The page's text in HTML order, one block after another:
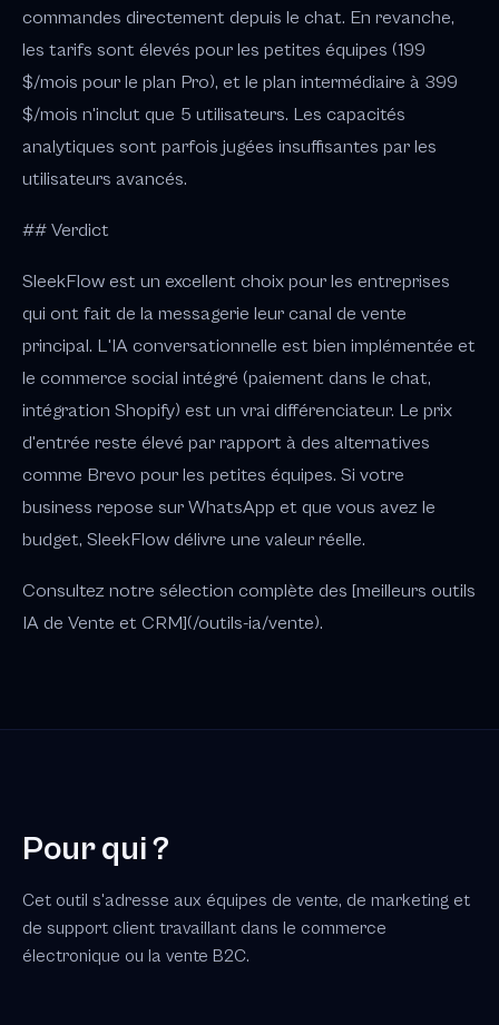
commandes directement depuis le chat. En revanche,
les tarifs sont élevés pour les petites équipes (199
$/mois pour le plan Pro), et le plan intermédiaire à 399
$/mois n'inclut que 5 utilisateurs. Les capacités
analytiques sont parfois jugées insuffisantes par les
utilisateurs avancés.
## Verdict
SleekFlow est un excellent choix pour les entreprises
qui ont fait de la messagerie leur canal de vente
principal. L'IA conversationnelle est bien implémentée et
le commerce social intégré (paiement dans le chat,
intégration Shopify) est un vrai différenciateur. Le prix
d'entrée reste élevé par rapport à des alternatives
comme Brevo pour les petites équipes. Si votre
business repose sur WhatsApp et que vous avez le
budget, SleekFlow délivre une valeur réelle.
Consultez notre sélection complète des [meilleurs outils
IA de Vente et CRM](/outils-ia/vente).
Pour qui ?
Cet outil s'adresse aux équipes de vente, de marketing et
de support client travaillant dans le commerce
électronique ou la vente B2C.